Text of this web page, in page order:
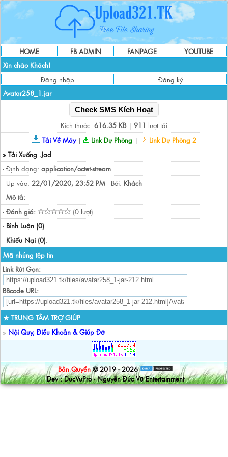
HOME FB ADMIN FANPAGE
YOUTUBE
Xin chào Khách!
Đăng nhập
Đăng ký
Avatar258_1.jar
Check SMS Kích Hoạt
Kích thước: 616.35 KB| 911 lượt tải
Tải Về Máy| Link Dự Phòng |
Link Dự Phòng 2
» Tải Xuống .Jad
- Định dạng: application/octet-stream
- Up vào: 22/01/2020, 23:52 PM - Bởi: Khách
- Mô tả:
- Đánh giá:
(0 lượt).
- Bình Luận (0).
- Khiếu Nại (0).
Mã nhúng tệp tin
Link Rút Gọn:
BBcode URL:
★ TRUNG TÂM TRỢ GIÚP
» Nội Quy, Điều Khoản & Giúp Đỡ
Bản Quyền © 2019 - 2026
Dev : DucVuPro - Nguyễn Đức Vũ Entertainment